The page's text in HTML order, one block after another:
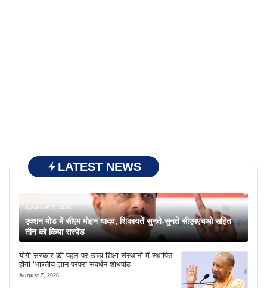
LATEST NEWS
August 7, 2026
एक्शन मोड में सीएम मोहन यादव, शिकायतें सुनते-सुनते सीएमएचओ सहित
तीन को किया सस्पेंड
योगी सरकार की पहल पर उच्च शिक्षा संस्थानों में स्थापित
होंगी ‘भारतीय ज्ञान परंपरा संवर्धन शोधपीठ
August 7, 2026